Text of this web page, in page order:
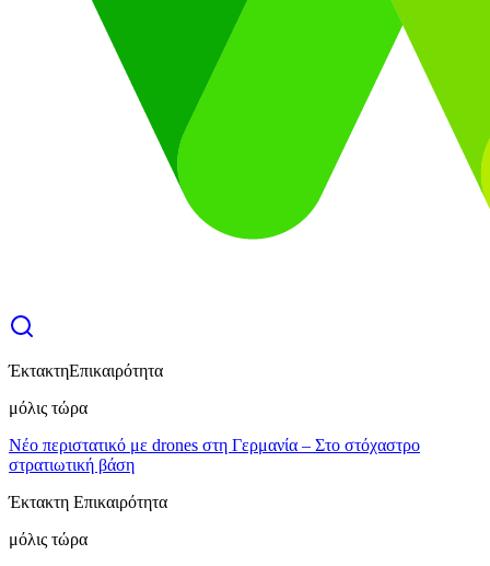
ΈκτακτηΕπικαιρότητα
μόλις τώρα
Νέο περιστατικό με drones στη Γερμανία – Στο στόχαστρο
στρατιωτική βάση
Έκτακτη Επικαιρότητα
μόλις τώρα